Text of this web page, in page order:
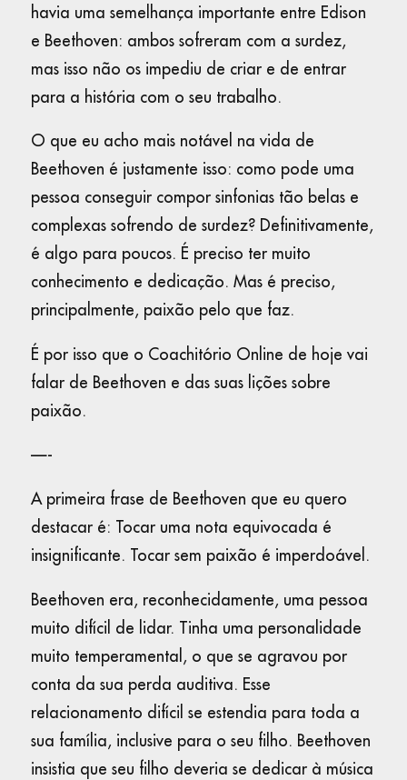
havia uma semelhança importante entre Edison
e Beethoven: ambos sofreram com a surdez,
mas isso não os impediu de criar e de entrar
para a história com o seu trabalho.
O que eu acho mais notável na vida de
Beethoven é justamente isso: como pode uma
pessoa conseguir compor sinfonias tão belas e
complexas sofrendo de surdez? Definitivamente,
é algo para poucos. É preciso ter muito
conhecimento e dedicação. Mas é preciso,
principalmente, paixão pelo que faz.
É por isso que o Coachitório Online de hoje vai
falar de Beethoven e das suas lições sobre
paixão.
—-
A primeira frase de Beethoven que eu quero
destacar é: Tocar uma nota equivocada é
insignificante. Tocar sem paixão é imperdoável.
Beethoven era, reconhecidamente, uma pessoa
muito difícil de lidar. Tinha uma personalidade
muito temperamental, o que se agravou por
conta da sua perda auditiva. Esse
relacionamento difícil se estendia para toda a
sua família, inclusive para o seu filho. Beethoven
insistia que seu filho deveria se dedicar à música